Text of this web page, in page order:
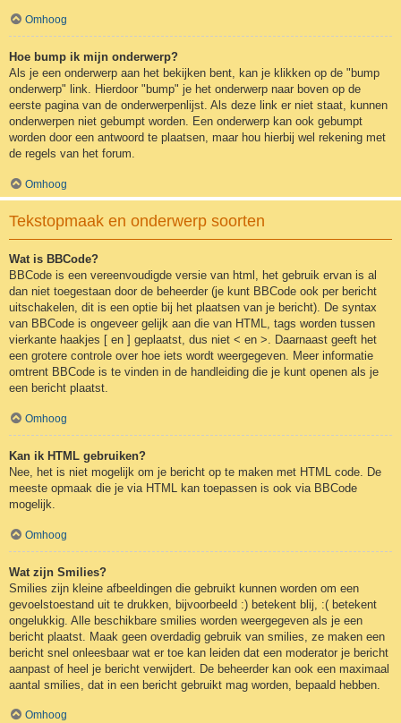
Omhoog
Hoe bump ik mijn onderwerp?
Als je een onderwerp aan het bekijken bent, kan je klikken op de "bump
onderwerp" link. Hierdoor "bump" je het onderwerp naar boven op de
eerste pagina van de onderwerpenlijst. Als deze link er niet staat, kunnen
onderwerpen niet gebumpt worden. Een onderwerp kan ook gebumpt
worden door een antwoord te plaatsen, maar hou hierbij wel rekening met
de regels van het forum.
Omhoog
Tekstopmaak en onderwerp soorten
Wat is BBCode?
BBCode is een vereenvoudigde versie van html, het gebruik ervan is al
dan niet toegestaan door de beheerder (je kunt BBCode ook per bericht
uitschakelen, dit is een optie bij het plaatsen van je bericht). De syntax
van BBCode is ongeveer gelijk aan die van HTML, tags worden tussen
vierkante haakjes [ en ] geplaatst, dus niet < en >. Daarnaast geeft het
een grotere controle over hoe iets wordt weergegeven. Meer informatie
omtrent BBCode is te vinden in de handleiding die je kunt openen als je
een bericht plaatst.
Omhoog
Kan ik HTML gebruiken?
Nee, het is niet mogelijk om je bericht op te maken met HTML code. De
meeste opmaak die je via HTML kan toepassen is ook via BBCode
mogelijk.
Omhoog
Wat zijn Smilies?
Smilies zijn kleine afbeeldingen die gebruikt kunnen worden om een
gevoelstoestand uit te drukken, bijvoorbeeld :) betekent blij, :( betekent
ongelukkig. Alle beschikbare smilies worden weergegeven als je een
bericht plaatst. Maak geen overdadig gebruik van smilies, ze maken een
bericht snel onleesbaar wat er toe kan leiden dat een moderator je bericht
aanpast of heel je bericht verwijdert. De beheerder kan ook een maximaal
aantal smilies, dat in een bericht gebruikt mag worden, bepaald hebben.
Omhoog